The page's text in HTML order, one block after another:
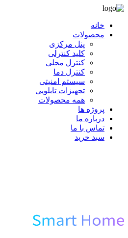
خانه
محصولات
پنل مرکزی
کلید کنترلی
کنترل محلی
کنترل دما
سیستم امنیتی
تجهیزات تابلویی
همه محصولات
پروژه ها
درباره ما
تماس با ما
سبد خرید